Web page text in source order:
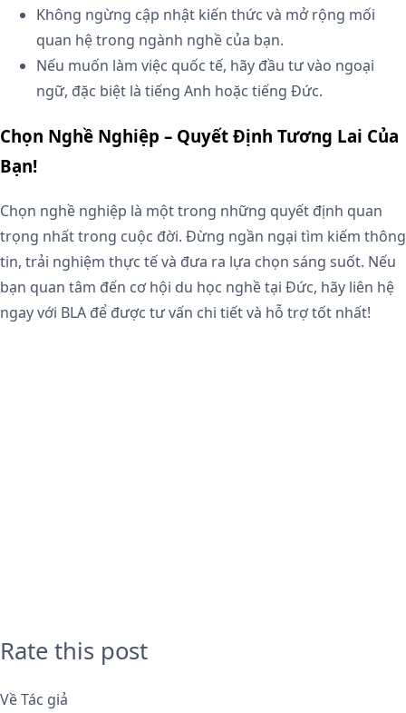
Không ngừng cập nhật kiến thức và mở rộng mối
quan hệ trong ngành nghề của bạn.
Nếu muốn làm việc quốc tế, hãy đầu tư vào ngoại
ngữ, đặc biệt là tiếng Anh hoặc tiếng Đức.
Chọn Nghề Nghiệp – Quyết Định Tương Lai Của
Bạn!
Chọn nghề nghiệp là một trong những quyết định quan
trọng nhất trong cuộc đời. Đừng ngần ngại tìm kiếm thông
tin, trải nghiệm thực tế và đưa ra lựa chọn sáng suốt. Nếu
bạn quan tâm đến cơ hội du học nghề tại Đức, hãy liên hệ
ngay với BLA để được tư vấn chi tiết và hỗ trợ tốt nhất!
Rate this post
Về Tác giả